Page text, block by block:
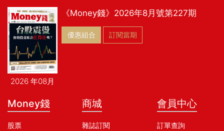
2026 年08月
《Money錢》2026年8月號第227期
優惠組合 訂閱當期
Money錢
股票
商城
雜誌訂閱
會員中心
訂單查詢